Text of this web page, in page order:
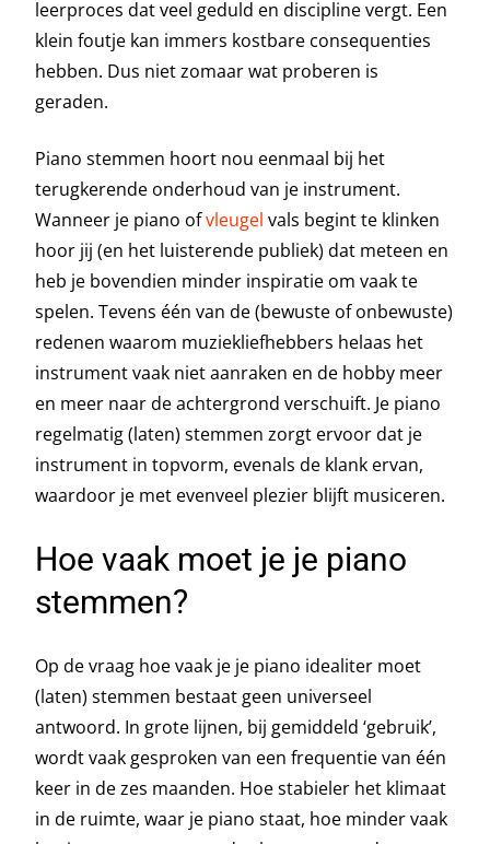
leerproces dat veel geduld en discipline vergt. Een
klein foutje kan immers kostbare consequenties
hebben. Dus niet zomaar wat proberen is
geraden.
Piano stemmen hoort nou eenmaal bij het
terugkerende onderhoud van je instrument.
Wanneer je piano ofvleugel vals begint te klinken
hoor jij (en het luisterende publiek) dat meteen en
heb je bovendien minder inspiratie om vaak te
spelen. Tevens één van de (bewuste of onbewuste)
redenen waarom muziekliefhebbers helaas het
instrument vaak niet aanraken en de hobby meer
en meer naar de achtergrond verschuift. Je piano
regelmatig (laten) stemmen zorgt ervoor dat je
instrument in topvorm, evenals de klank ervan,
waardoor je met evenveel plezier blijft musiceren.
Hoe vaak moet je je piano
stemmen?
Op de vraag hoe vaak je je piano idealiter moet
(laten) stemmen bestaat geen universeel
antwoord. In grote lijnen, bij gemiddeld ‘gebruik’,
wordt vaak gesproken van een frequentie van één
keer in de zes maanden. Hoe stabieler het klimaat
in de ruimte, waar je piano staat, hoe minder vaak